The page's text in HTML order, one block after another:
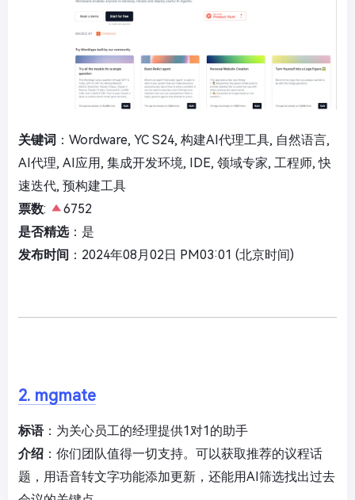
关键词 ：Wordware, YC S24, 构建AI代理工具, 自然语言,
AI代理, AI应用, 集成开发环境, IDE, 领域专家, 工程师, 快
速迭代, 预构建工具
票数:
6752
是否精选：是
发布时间 ：2024年08月02日 PM03:01 (北京时间)
2. mgmate
标语：为关心员工的经理提供1对1的助手
介绍 ：你们团队值得一切支持。可以获取推荐的议程话
题，用语音转文字功能添加更新，还能用AI筛选找出过去